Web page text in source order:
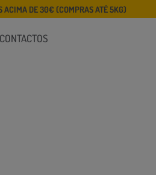
ACIMA DE 30€ (COMPRAS ATÉ 5KG)
CONTACTOS